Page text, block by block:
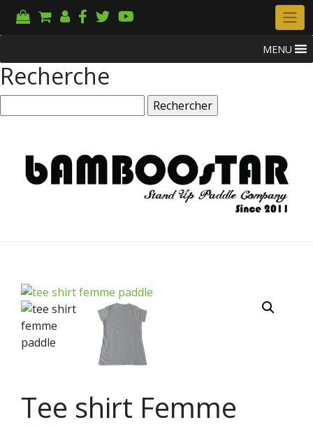
MENU
Recherche
Tee shirt Femme